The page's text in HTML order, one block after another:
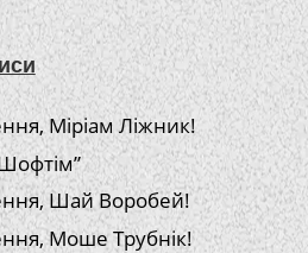
Міріам Ліжник!
Шай Воробей!
Моше Трубнік!